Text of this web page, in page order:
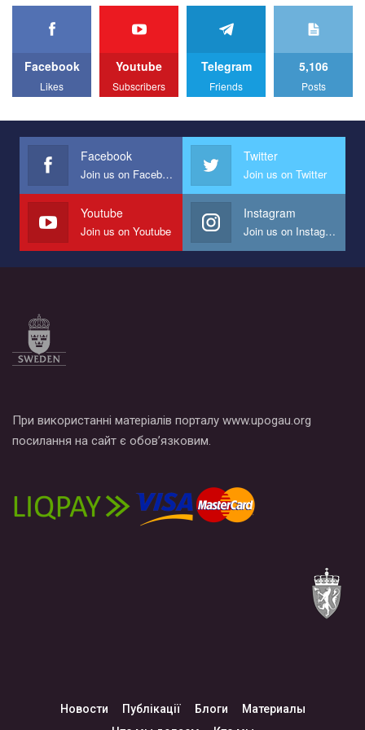
Facebook
Likes
Youtube
Subscribers
Telegram
Friends
5,106
Posts
Facebook
Join us on Facebook
Twitter
Join us on Twitter
Youtube
Join us on Youtube
Instagram
Join us on Instagram
При використанні матеріалів порталу www.upogau.org
посилання на сайт є обов’язковим.
Новости Публікації Блоги
Материалы